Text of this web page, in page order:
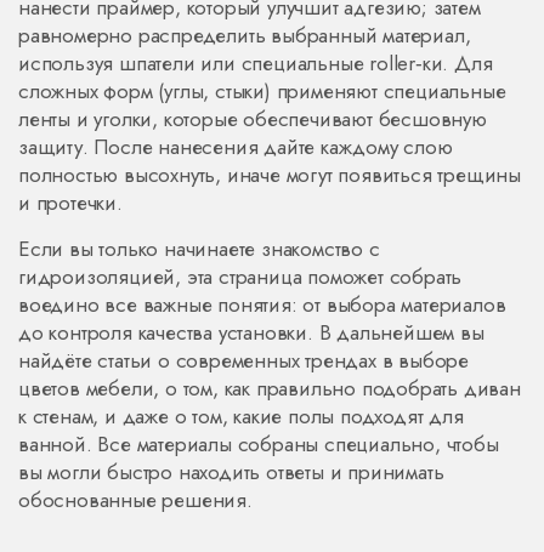
нанести праймер, который улучшит адгезию; затем
равномерно распределить выбранный материал,
используя шпатели или специальные roller‑ки. Для
сложных форм (углы, стыки) применяют специальные
ленты и уголки, которые обеспечивают бесшовную
защиту. После нанесения дайте каждому слою
полностью высохнуть, иначе могут появиться трещины
и протечки.
Если вы только начинаете знакомство с
гидроизоляцией, эта страница поможет собрать
воедино все важные понятия: от выбора материалов
до контроля качества установки. В дальнейшем вы
найдёте статьи о современных трендах в выборе
цветов мебели, о том, как правильно подобрать диван
к стенам, и даже о том, какие полы подходят для
ванной. Все материалы собраны специально, чтобы
вы могли быстро находить ответы и принимать
обоснованные решения.